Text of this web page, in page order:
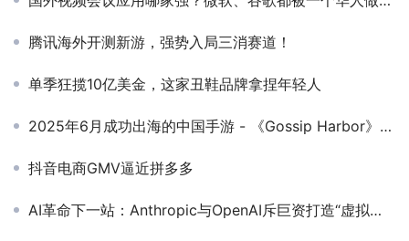
腾讯海外开测新游，强势入局三消赛道！
单季狂揽10亿美金，这家丑鞋品牌拿捏年轻人
2025年6月成功出海的中国手游 - 《Gossip Harbor》稳居收入榜亚军，《Kingshot》强势跃居收入榜第3名
抖音电商GMV逼近拼多多
AI革命下一站：Anthropic与OpenAI斥巨资打造“虚拟员工”